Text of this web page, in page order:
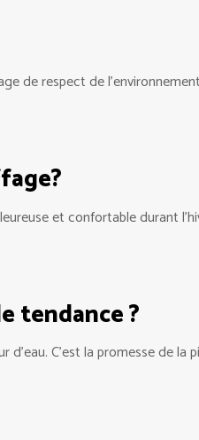
de respect de
et confortable durant
tendance ?
C’est la promesse de la